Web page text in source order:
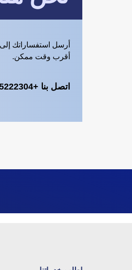
أرسل استفساراتك
أقرب وقت ممكن.
اتصل بنا +97455222304